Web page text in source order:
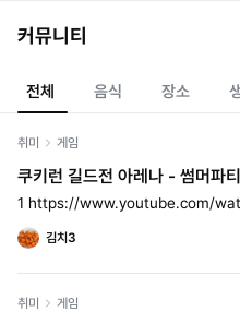
커뮤니티
전체 음식 장소
취미 게임
쿠키런 길드전 아레나 - 썸머파
1 https://www.youtube.com/
김치3
취미 게임